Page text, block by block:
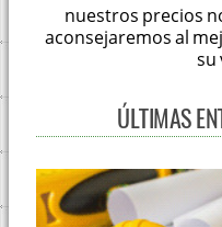
nuestros precios
aconsejaremos al
su
ÚLTIMAS